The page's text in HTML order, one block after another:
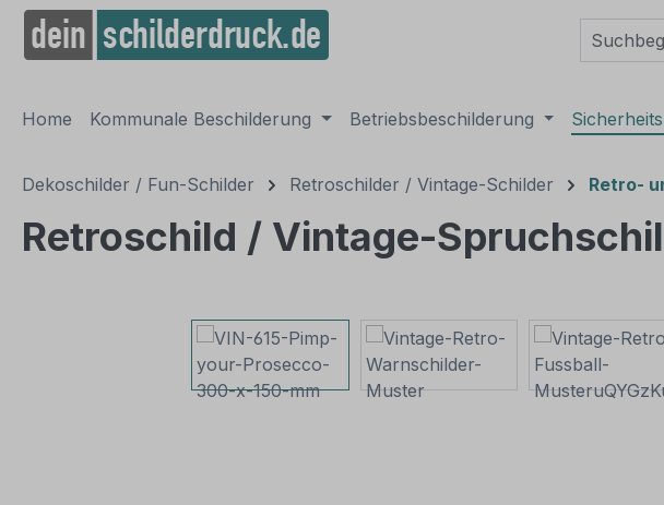
Zur Hauptnavigation springen
Home Kommunale Beschilderung Betriebsbeschilderung
Dekoschilder / Fun-Schilder Retroschilder / Vintage-Schilder Retro-
Retroschild / Vintage-
Bildergalerie überspringen